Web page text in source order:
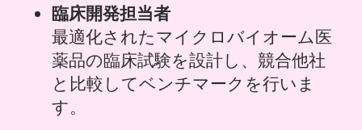
臨床開発担当者
最適化されたマイクロバイオーム医
薬品の臨床試験を設計し、競合他社
と比較してベンチマークを行いま
す。